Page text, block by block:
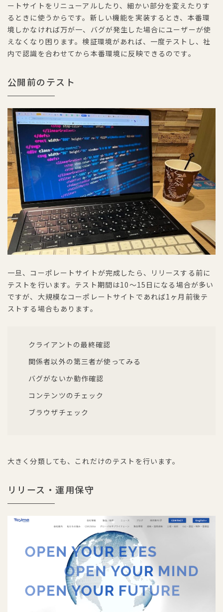
ートサイトをリニューアルしたり、細かい部分を変えたりす
るときに使うからです。新しい機能を実装するとき、本番環
境しかなければ万が一、バグが発生した場合にユーザーが使
えなくなり困ります。検証環境があれば、一度テストし、社
内で認識を合わせてから本番環境に反映できるのです。
公開前のテスト
一旦、コーポレートサイトが完成したら、リリースする前に
テストを行います。テスト期間は10〜15日になる場合が多い
ですが、大規模なコーポレートサイトであれば1ヶ月前後テ
ストする場合もあります。
クライアントの最終確認
関係者以外の第三者が使ってみる
バグがないか動作確認
コンテンツのチェック
ブラウザチェック
大きく分類しても、これだけのテストを行います。
リリース・運用保守